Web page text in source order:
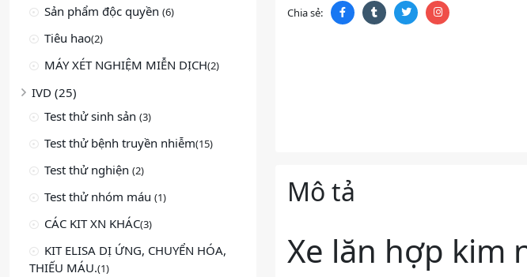
Sản phẩm độc quyền (6)
Tiêu hao(2)
MÁY XÉT NGHIỆM MIỄN DỊCH(2)
IVD (25)
Test thử sinh sản (3)
Test thử bệnh truyền nhiễm(15)
Test thử nghiện (2)
Test thử nhóm máu (1)
CÁC KIT XN KHÁC(3)
KIT ELISA DỊ ỨNG, CHUYỂN HÓA,
THIẾU MÁU.(1)
Chia sẻ:
Mô tả
Xe lăn hợp kim